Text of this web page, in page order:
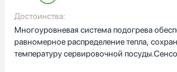
Достоинства:
Многоуровневая система подогрева
равномерное распределение тепла,
температуру сервировочной